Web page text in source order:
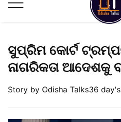
ସୁପ୍ରିମ କୋର୍ଟ
ନାଗରିକତା ଆଦେଶକୁ
Story by Odisha Talks36